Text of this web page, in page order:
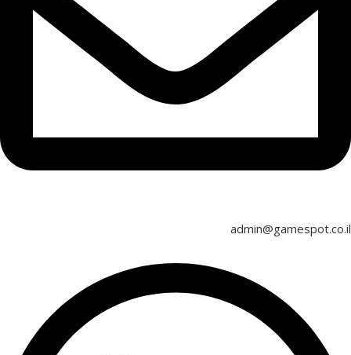
admin@gamespot.co.il